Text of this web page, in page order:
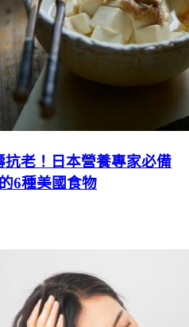
老！日本營養專家必備
6種美國食物